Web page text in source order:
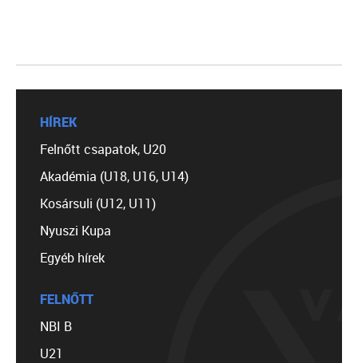
HÍREK
Felnőtt csapatok, U20
Akadémia (U18, U16, U14)
Kosársuli (U12, U11)
Nyuszi Kupa
Egyéb hírek
FELNŐTT
NBI B
U21